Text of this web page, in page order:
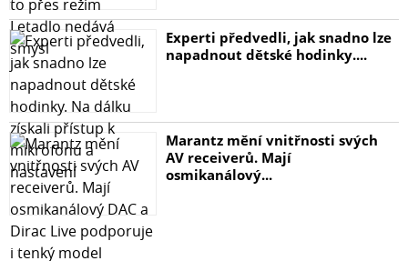
Experti předvedli, jak snadno lze
napadnout dětské hodinky....
Marantz mění vnitřnosti svých
AV receiverů. Mají
osmikanálový...